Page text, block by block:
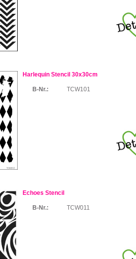
Harlequin Stencil 30x30cm
B-Nr.: TCW101
Echoes Stencil
B-Nr.: TCW011